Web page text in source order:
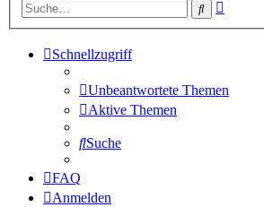
Suche
Schnellzugriff
Unbeantwortete Themen
Aktive Themen
Suche
FAQ
Anmelden